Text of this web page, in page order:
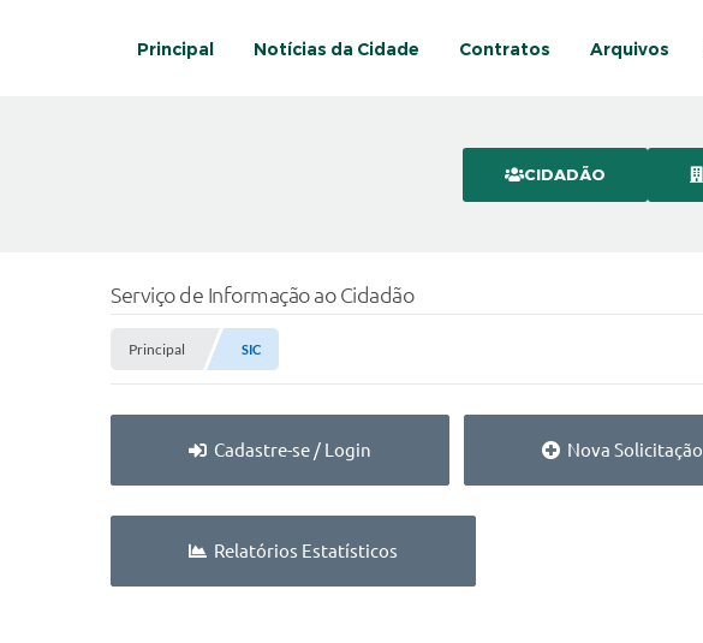
Principal Notícias da Cidade Contratos Arquivos
CIDADÃO
Serviço de Informação ao Cidadão
Principal SIC
Cadastre-se / Login Nova Solicitação
Relatórios Estatísticos